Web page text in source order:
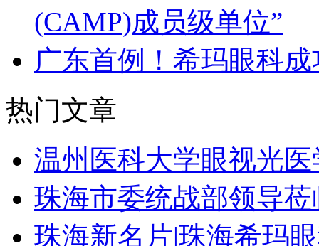
(CAMP)成员级单位”
广东首例！希玛眼科
热门文章
温州医科大学眼视光
珠海市委统战部领导
珠海新名片|珠海希玛